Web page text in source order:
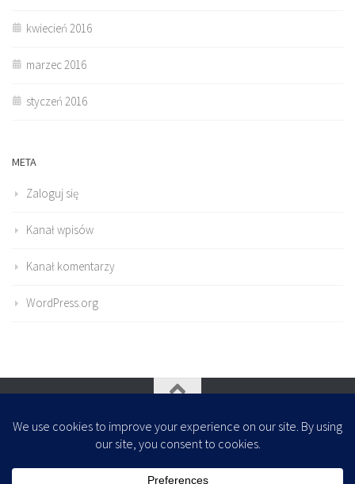
kwiecień 2016
marzec 2016
styczeń 2016
META
Zaloguj się
Kanał wpisów
Kanał komentarzy
WordPress.org